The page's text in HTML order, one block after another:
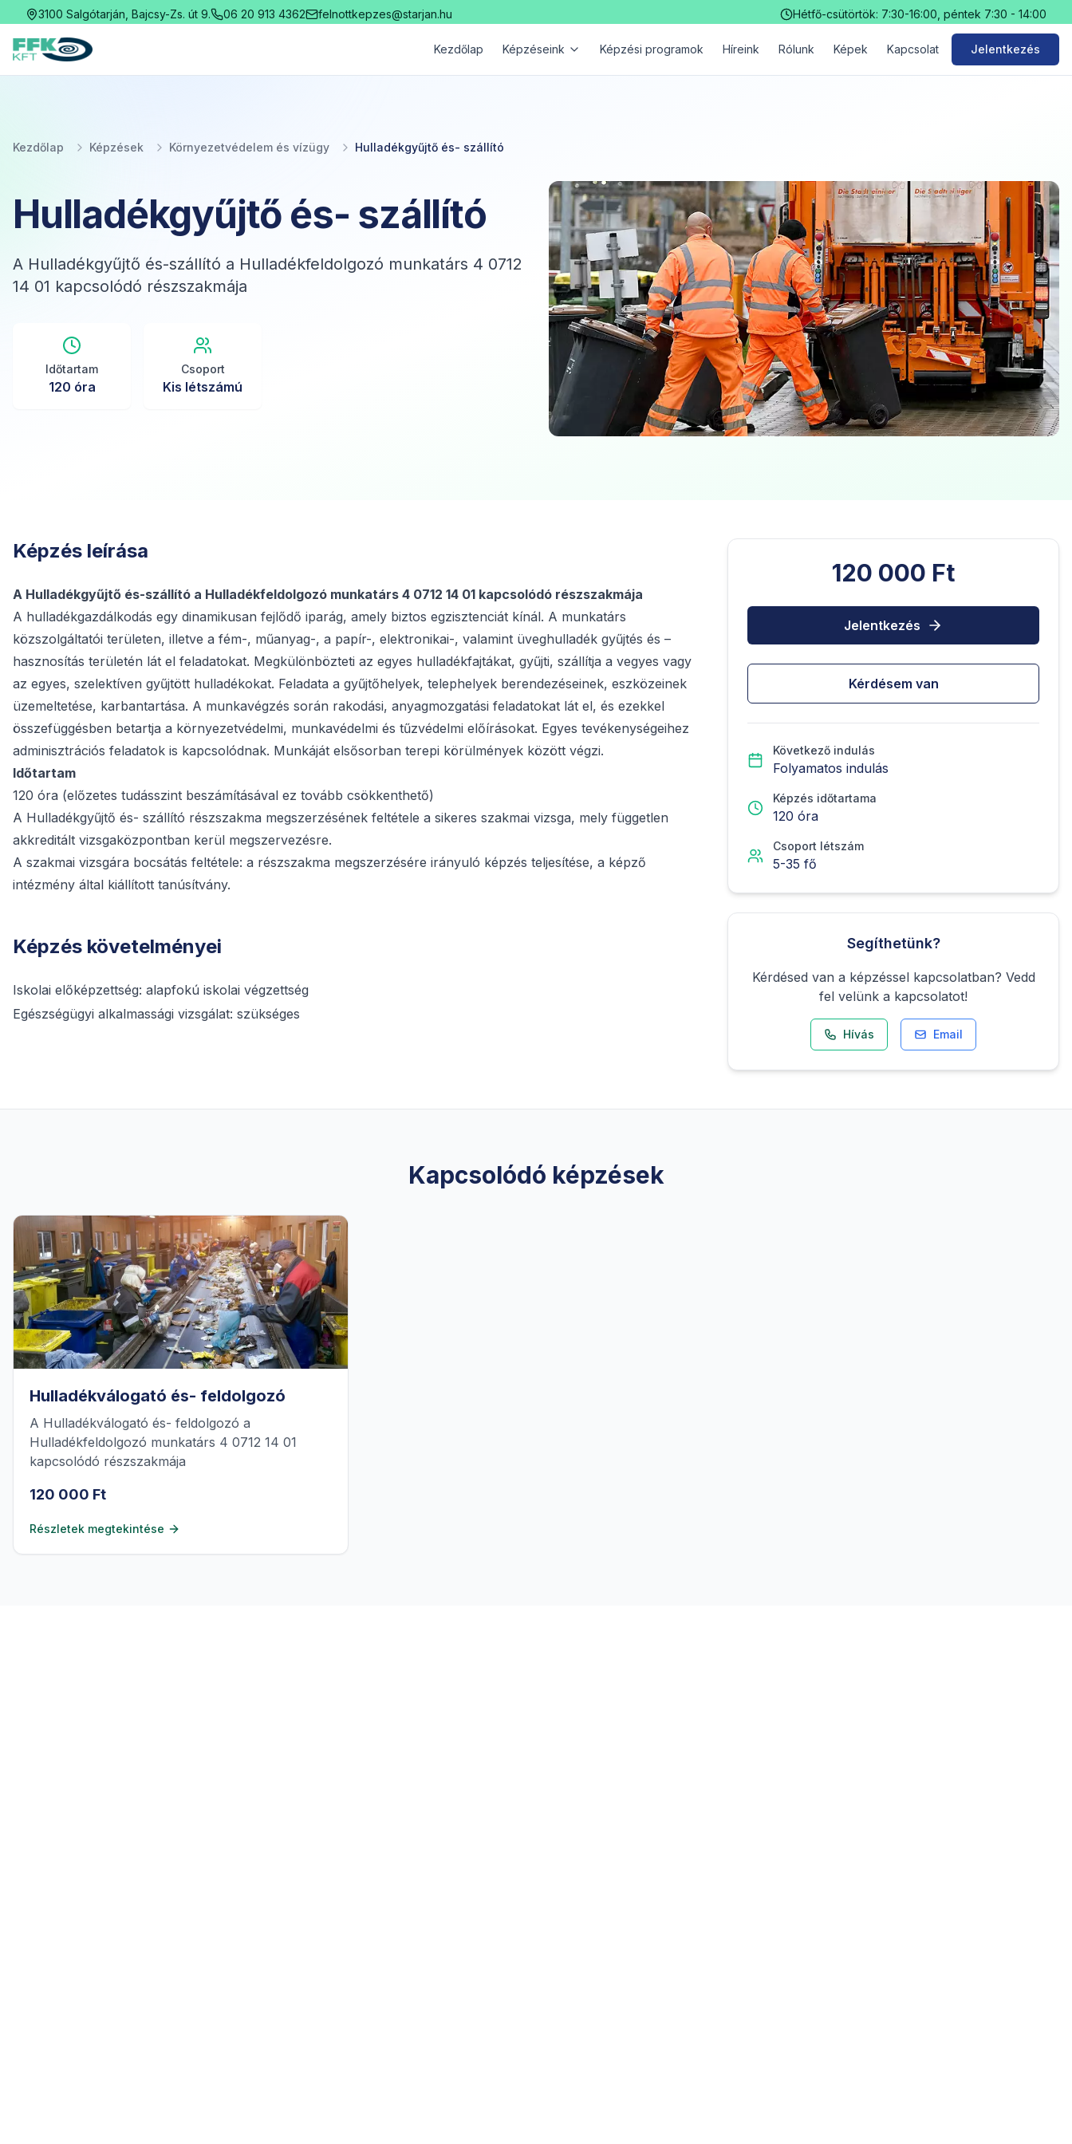
3100 Salgótarján, Bajcsy-Zs. út 9. 06 20 913 4362 felnottkepzes@starjan.hu Hétfő-csütörtök: 7:30-16:00, péntek 7:30 - 14:00
Fekete Felnőttképzési Kft. Kezdőlap Képzéseink Képzési programok Híreink Rólunk Képek Kapcsolat Jelentkezés
Kezdőlap Képzések Környezetvédelem és vízügy Hulladékgyűjtő és- szállító
Hulladékgyűjtő és- szállító
A Hulladékgyűjtő és-szállító a Hulladékfeldolgozó munkatárs 4 0712
14 01 kapcsolódó részszakmája
Időtartam
120 óra
Csoport
Kis létszámú
Képzés leírása
A Hulladékgyűjtő és-szállító a Hulladékfeldolgozó munkatárs 4 0712 14 01 kapcsolódó részszakmája
A hulladékgazdálkodás egy dinamikusan fejlődő iparág, amely biztos egzisztenciát kínál. A munkatárs
közszolgáltatói területen, illetve a fém-, műanyag-, a papír-, elektronikai-, valamint üveghulladék gyűjtés és –
hasznosítás területén lát el feladatokat. Megkülönbözteti az egyes hulladékfajtákat, gyűjti, szállítja a vegyes vagy
az egyes, szelektíven gyűjtött hulladékokat. Feladata a gyűjtőhelyek, telephelyek berendezéseinek, eszközeinek
üzemeltetése, karbantartása. A munkavégzés során rakodási, anyagmozgatási feladatokat lát el, és ezekkel
összefüggésben betartja a környezetvédelmi, munkavédelmi és tűzvédelmi előírásokat. Egyes tevékenységeihez
adminisztrációs feladatok is kapcsolódnak. Munkáját elsősorban terepi körülmények között végzi.
Időtartam
120 óra (előzetes tudásszint beszámításával ez tovább csökkenthető)
A Hulladékgyűjtő és- szállító részszakma megszerzésének feltétele a sikeres szakmai vizsga, mely független
akkreditált vizsgaközpontban kerül megszervezésre.
A szakmai vizsgára bocsátás feltétele: a részszakma megszerzésére irányuló képzés teljesítése, a képző
intézmény által kiállított tanúsítvány.
Képzés követelményei
Iskolai előképzettség: alapfokú iskolai végzettség
Egészségügyi alkalmassági vizsgálat: szükséges
120 000 Ft
Jelentkezés
Kérdésem van
Következő indulás
Folyamatos indulás
Képzés időtartama
120 óra
Csoport létszám
5-35 fő
Segíthetünk?
Kérdésed van a képzéssel kapcsolatban? Vedd
fel velünk a kapcsolatot!
Hívás Email
Kapcsolódó képzések
Hulladékválogató és- feldolgozó
A Hulladékválogató és- feldolgozó a
Hulladékfeldolgozó munkatárs 4 0712 14 01
kapcsolódó részszakmája
120 000 Ft
Részletek megtekintése